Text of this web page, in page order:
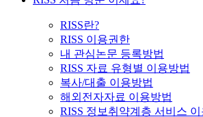
RISS란?
RISS 이용권한
내 관심논문 등록방법
RISS 자료 유형별 이용방법
복사/대출 이용방법
해외전자자료 이용방법
RISS 정보취약계층 서비스 이